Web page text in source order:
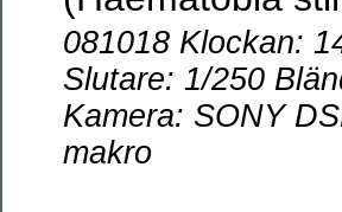
081018 Klockan:
Slutare: 1/250
Kamera: SONY
makro